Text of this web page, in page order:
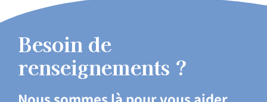
Besoin de
renseignements ?